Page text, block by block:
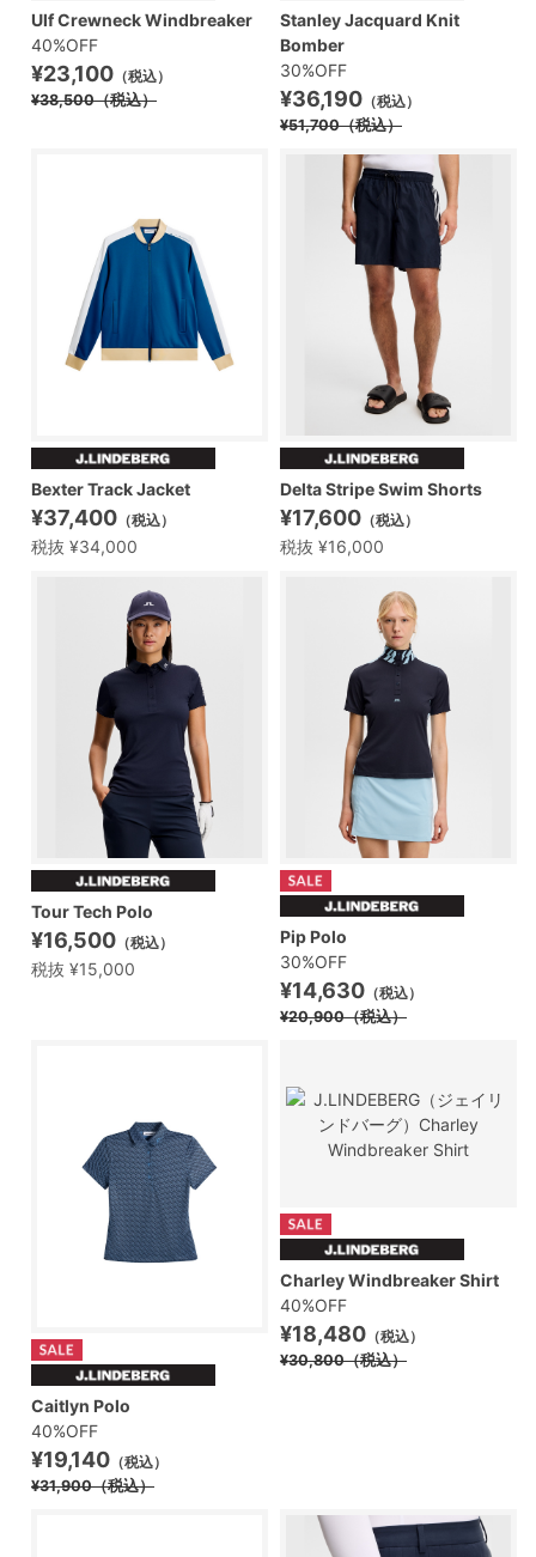
Ulf Crewneck Windbreaker
40%OFF
¥23,100 （税込）
¥38,500（税込）
Stanley Jacquard Knit
Bomber
30%OFF
¥36,190 （税込）
¥51,700（税込）
Bexter Track Jacket
¥37,400 （税込）
税抜 ¥34,000
Delta Stripe Swim Shorts
¥17,600 （税込）
税抜 ¥16,000
Tour Tech Polo
¥16,500 （税込）
税抜 ¥15,000
Pip Polo
30%OFF
¥14,630 （税込）
¥20,900（税込）
Caitlyn Polo
40%OFF
¥19,140 （税込）
¥31,900（税込）
Charley Windbreaker Shirt
40%OFF
¥18,480 （税込）
¥30,800（税込）